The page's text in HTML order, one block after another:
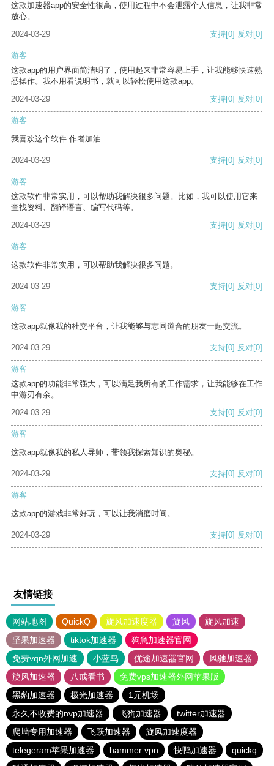
这款加速器app的安全性很高，使用过程中不会泄露个人信息，让我非常
放心。
2024-03-29
支持[0] 反对[0]
游客
这款app的用户界面简洁明了，使用起来非常容易上手，让我能够快速熟
悉操作。我不用看说明书，就可以轻松使用这款app。
2024-03-29
支持[0] 反对[0]
游客
我喜欢这个软件 作者加油
2024-03-29 支持[0] 反对[0]
游客
这款软件非常实用，可以帮助我解决很多问题。比如，我可以使用它来
查找资料、翻译语言、编写代码等。
2024-03-29
支持[0] 反对[0]
游客
这款软件非常实用，可以帮助我解决很多问题。
2024-03-29 支持[0] 反对[0]
游客
这款app就像我的社交平台，让我能够与志同道合的朋友一起交流。
2024-03-29 支持[0] 反对[0]
游客
这款app的功能非常强大，可以满足我所有的工作需求，让我能够在工作
中游刃有余。
2024-03-29
支持[0] 反对[0]
游客
这款app就像我的私人导师，带领我探索知识的奥秘。
2024-03-29 支持[0] 反对[0]
游客
这款app的游戏非常好玩，可以让我消磨时间。
2024-03-29 支持[0] 反对[0]
友情链接
网站地图 QuickQ 旋风加速度器 旋风
旋风加速
坚果加速器
tiktok加速器
狗急加速器官网
免费vqn外网加速
小蓝鸟 优途加速器官网
风驰加速器
旋风加速器
八戒看书
免费vps加速器外网苹果版
黑豹加速器
极光加速器
1元机场
永久不收费的nvp加速器
飞狗加速器
twitter加速器
爬墙专用加速器
飞跃加速器
旋风加速度器
telegeram苹果加速器
hammer vpn 快鸭加速器
quickq